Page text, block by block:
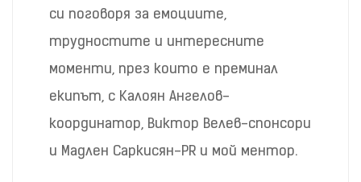
си поговоря за емоциите,
трудностите и интересните
моменти, през които е преминал
екипът, с Калоян Ангелов-
координатор, Виктор Велев-спонсори
и Мадлен Саркисян-PR и мой ментор.